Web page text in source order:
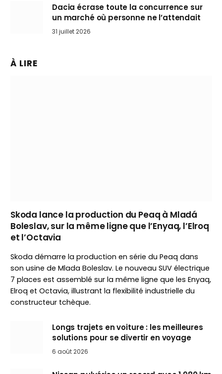
Dacia écrase toute la concurrence sur
un marché où personne ne l’attendait
31 juillet 2026
À LIRE
Skoda lance la production du Peaq à Mladá
Boleslav, sur la même ligne que l’Enyaq, l’Elroq
et l’Octavia
Skoda démarre la production en série du Peaq dans
son usine de Mlada Boleslav. Le nouveau SUV électrique
7 places est assemblé sur la même ligne que les Enyaq,
Elroq et Octavia, illustrant la flexibilité industrielle du
constructeur tchèque.
Longs trajets en voiture : les meilleures
solutions pour se divertir en voyage
6 août 2026